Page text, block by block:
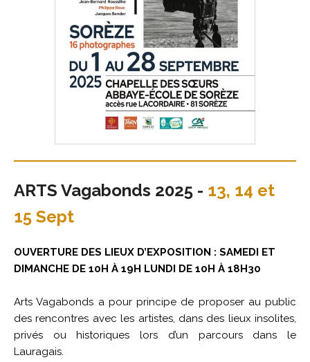
ARTS Vagabonds 2025 - 13, 14 et
15 Sept
OUVERTURE DES LIEUX D’EXPOSITION : SAMEDI ET
DIMANCHE DE 10H À 19H LUNDI DE 10H À 18H30
Arts Vagabonds a pour principe de proposer au public
des rencontres avec les artistes, dans des lieux insolites,
privés ou historiques lors d’un parcours dans le
Lauragais.